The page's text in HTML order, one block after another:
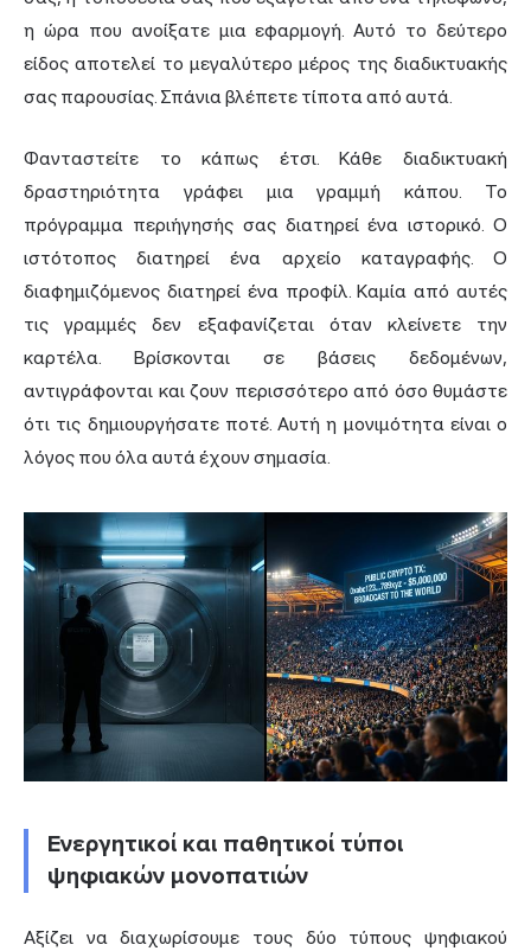
η ώρα που ανοίξατε μια εφαρμογή. Αυτό το δεύτερο
είδος αποτελεί το μεγαλύτερο μέρος της διαδικτυακής
σας παρουσίας. Σπάνια βλέπετε τίποτα από αυτά.
Φανταστείτε το κάπως έτσι. Κάθε διαδικτυακή
δραστηριότητα γράφει μια γραμμή κάπου. Το
πρόγραμμα περιήγησής σας διατηρεί ένα ιστορικό. Ο
ιστότοπος διατηρεί ένα αρχείο καταγραφής. Ο
διαφημιζόμενος διατηρεί ένα προφίλ. Καμία από αυτές
τις γραμμές δεν εξαφανίζεται όταν κλείνετε την
καρτέλα. Βρίσκονται σε βάσεις δεδομένων,
αντιγράφονται και ζουν περισσότερο από όσο θυμάστε
ότι τις δημιουργήσατε ποτέ. Αυτή η μονιμότητα είναι ο
λόγος που όλα αυτά έχουν σημασία.
Ενεργητικοί και παθητικοί τύποι
ψηφιακών μονοπατιών
Αξίζει να διαχωρίσουμε τους δύο τύπους ψηφιακού